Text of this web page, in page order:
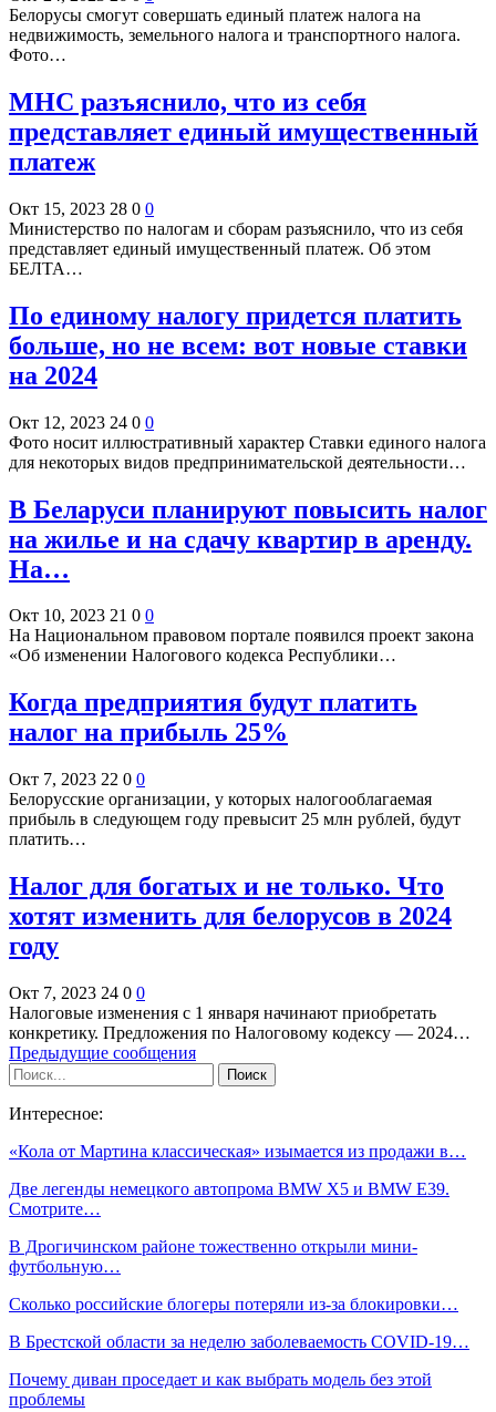
Белорусы смогут совершать единый платеж налога на
недвижимость, земельного налога и транспортного налога.
Фото…
МНС разъяснило, что из себя
представляет единый имущественный
платеж
Окт 15, 2023 28 0 0
Министерство по налогам и сборам разъяснило, что из себя
представляет единый имущественный платеж. Об этом
БЕЛТА…
По единому налогу придется платить
больше, но не всем: вот новые ставки
на 2024
Окт 12, 2023 24 0 0
Фото носит иллюстративный характер Ставки единого налога
для некоторых видов предпринимательской деятельности…
В Беларуси планируют повысить налог
на жилье и на сдачу квартир в аренду.
На…
Окт 10, 2023 21 0 0
На Национальном правовом портале появился проект закона
«Об изменении Налогового кодекса Республики…
Когда предприятия будут платить
налог на прибыль 25%
Окт 7, 2023 22 0 0
Белорусские организации, у которых налогооблагаемая
прибыль в следующем году превысит 25 млн рублей, будут
платить…
Налог для богатых и не только. Что
хотят изменить для белорусов в 2024
году
Окт 7, 2023 24 0 0
Налоговые изменения с 1 января начинают приобретать
конкретику. Предложения по Налоговому кодексу — 2024…
Предыдущие сообщения
Интересное:
«Кола от Мартина классическая» изымается из продажи в…
Две легенды немецкого автопрома BMW X5 и BMW E39.
Смотрите…
В Дрогичинском районе тожественно открыли мини-
футбольную…
Сколько российские блогеры потеряли из-за блокировки…
В Брестской области за неделю заболеваемость COVID-19…
Почему диван проседает и как выбрать модель без этой
проблемы